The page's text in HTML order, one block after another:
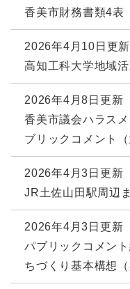
香美市財務書類4表
2026年4月10日更新
高知工科大学地域
2026年4月8日更新
香美市議会ハラス
ブリックコメント（
2026年4月3日更新
JR土佐山田駅周辺
2026年4月3日更新
パブリックコメン
ちづくり基本構想（